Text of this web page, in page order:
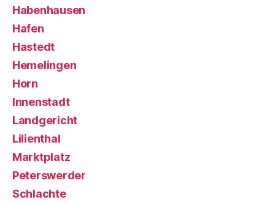
Habenhausen
Hafen
Hastedt
Hemelingen
Horn
Innenstadt
Landgericht
Lilienthal
Marktplatz
Peterswerder
Schlachte